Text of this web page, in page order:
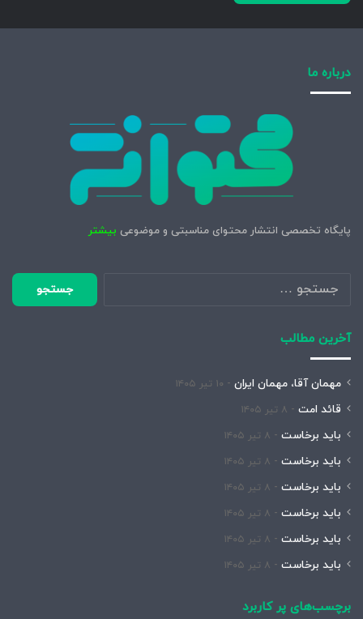
درباره ما
پایگاه تخصصی انتشار محتوای مناسبتی و موضوعی بیشتر
جستجو
برای:
آخرین مطالب
مهمان آقا، مهمان ایران ۱۰ تیر ۱۴۰۵
قائد امت ۸ تیر ۱۴۰۵
باید برخاست ۸ تیر ۱۴۰۵
باید برخاست ۸ تیر ۱۴۰۵
باید برخاست ۸ تیر ۱۴۰۵
باید برخاست ۸ تیر ۱۴۰۵
باید برخاست ۸ تیر ۱۴۰۵
باید برخاست ۸ تیر ۱۴۰۵
برچسب‌های پر کاربرد